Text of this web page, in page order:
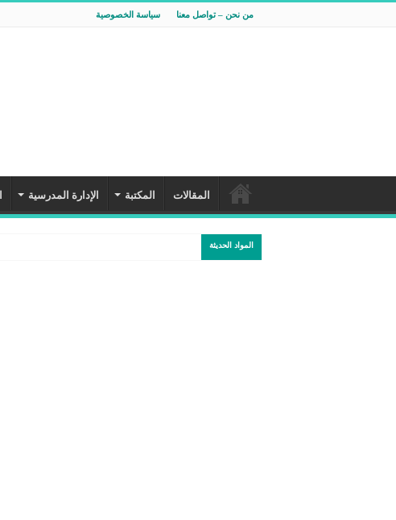
من نحن – تواصل معنا سياسة الخصوصية
المقالات المكتبة الإدارة المدرسية
المواد الحديثة